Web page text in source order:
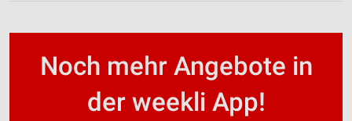
Noch mehr Angebote in
der weekli App!